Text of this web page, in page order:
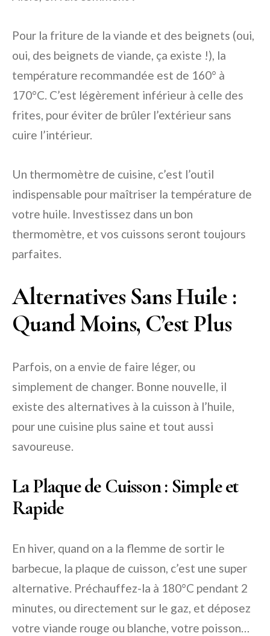
Pour la friture de la viande et des beignets (oui,
oui, des beignets de viande, ça existe !), la
température recommandée est de 160° à
170°C. C’est légèrement inférieur à celle des
frites, pour éviter de brûler l’extérieur sans
cuire l’intérieur.
Un thermomètre de cuisine, c’est l’outil
indispensable pour maîtriser la température de
votre huile. Investissez dans un bon
thermomètre, et vos cuissons seront toujours
parfaites.
Alternatives Sans Huile :
Quand Moins, C’est Plus
Parfois, on a envie de faire léger, ou
simplement de changer. Bonne nouvelle, il
existe des alternatives à la cuisson à l’huile,
pour une cuisine plus saine et tout aussi
savoureuse.
La Plaque de Cuisson : Simple et
Rapide
En hiver, quand on a la flemme de sortir le
barbecue, la plaque de cuisson, c’est une super
alternative. Préchauffez-la à 180°C pendant 2
minutes, ou directement sur le gaz, et déposez
votre viande rouge ou blanche, votre poisson…